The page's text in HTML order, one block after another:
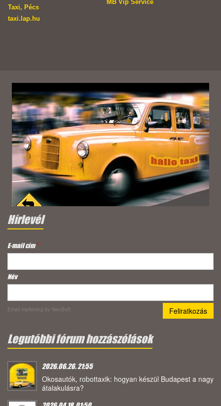
Taxi, Pécs
MB Vip Service
taxi.lap.hu
Hírlevél
E-mail cím*
Név
Email marketing by NeoSoft
Legutóbbi fórum hozzászólások
2026.06.26. 21:55
Okosautók, robottaxik: hogyan készül Budapest a nagy
átalakulásra?